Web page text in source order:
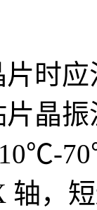
时
片晶
轴，